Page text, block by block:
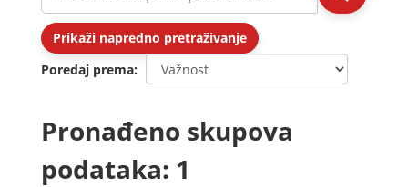
Prikaži napredno pretraživanje
Poredaj prema
Pronađeno skupova
podataka: 1